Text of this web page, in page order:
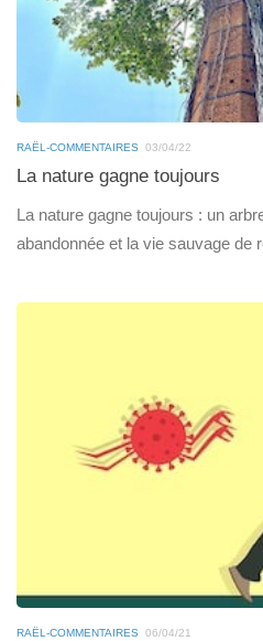
RAËL-COMMENTAIRES 03/04/22
La nature gagne toujours
La nature gagne toujours : un
abandonnée et la vie sauvage de
RAËL-COMMENTAIRES 06/04/21